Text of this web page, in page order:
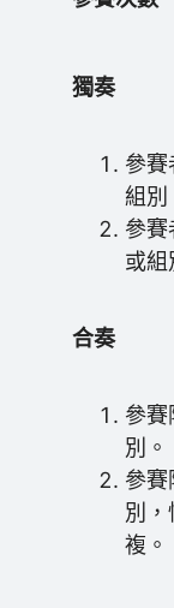
獨奏
參賽
組別
參賽
或組
合奏
參賽
別。
參賽
別，
複。